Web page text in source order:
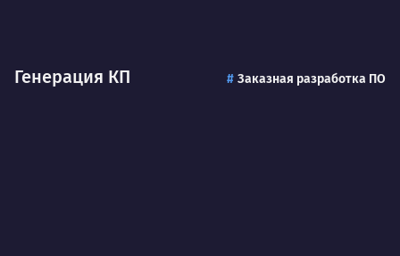
Генерация КП Заказная разработка ПО